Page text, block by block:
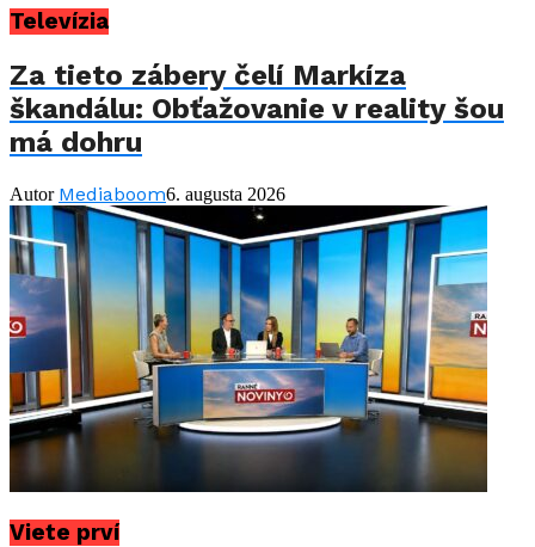
Televízia
Za tieto zábery čelí Markíza
škandálu: Obťažovanie v reality šou
má dohru
Autor Mediaboom6. augusta 2026
Viete prví